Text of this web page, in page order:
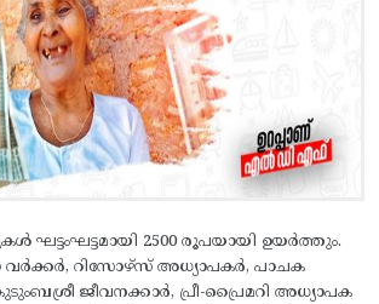
2500 രൂപയായി ഉയര്‍ത്തും.
റിസോഴ്സ് അധ്യാപകര്‍, പാചക
ജീവനക്കാര്‍, പ്രീ-പ്രൈമറി അധ്യാപക